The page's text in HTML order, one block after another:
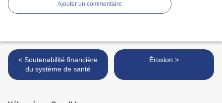
Ajouter un commentaire
< Soutenabilité financière
du système de santé
Érosion >